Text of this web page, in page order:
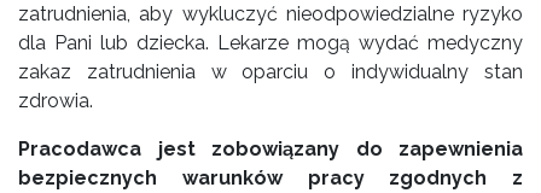
zatrudnienia, aby wykluczyć nieodpowiedzialne ryzyko
dla Pani lub dziecka. Lekarze mogą wydać medyczny
zakaz zatrudnienia w oparciu o indywidualny stan
zdrowia.
Pracodawca jest zobowiązany do zapewnienia
bezpiecznych warunków pracy zgodnych z